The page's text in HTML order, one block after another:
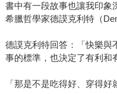
書中有一段故事也讓我印象
希臘哲學家德謨克利特（
德謨克利特回答：「快樂與
事的標準，也決定了有利和
「那是不是吃得好、穿得好